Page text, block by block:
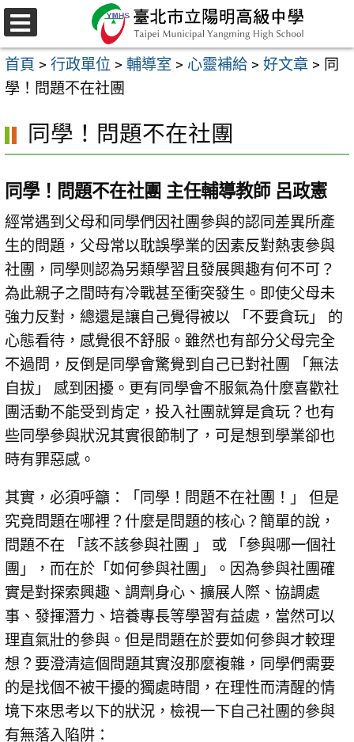
跳
至
主
要
容
區
選
單
首頁 > 行政單位 > 輔導室 > 心靈補給 > 好文章 > 同
學！問題不在社團
同學！問題不在社團
同學！問題不在社團 主任輔導教師 呂政憲
經常遇到父母和同學們因社團參與的認同差異所產
生的問題，父母常以耽誤學業的因素反對熱衷參與
社團，同學则認為另類學習且發展興趣有何不可？
為此親子之間時有冷戰甚至衝突發生。即使父母未
強力反對，總還是讓自己覺得被以 「不要貪玩」 的
心態看待，感覺很不舒服。雖然也有部分父母完全
不過問，反倒是同學會驚覺到自己已對社團 「無法
自拔」 感到困擾。更有同學會不服氣為什麼喜歡社
團活動不能受到肯定，投入社團就算是貪玩？也有
些同學參與狀況其實很節制了，可是想到學業卻也
時有罪惡感。
其實，必須呼籲：「同學！問題不在社團！」 但是
究竟問題在哪裡？什麼是問題的核心？簡單的說，
問題不在 「該不該參與社團 」 或 「參與哪一個社
團」，而在於「如何參與社團」。因為參與社團確
實是對探索興趣、調劑身心、擴展人際、協調處
事、發揮潛力、培養專長等學習有益處，當然可以
理直氣壯的參與。但是問題在於要如何參與才較理
想？要澄清這個問題其實沒那麼複雜，同學們需要
的是找個不被干擾的獨處時間，在理性而清醒的情
境下來思考以下的狀況，檢視一下自己社團的參與
有無落入陷阱：